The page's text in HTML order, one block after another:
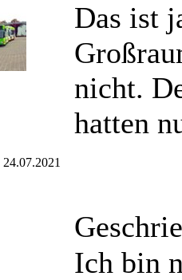
24.07.2021
Das ist
nicht.
hatten
Ich bin